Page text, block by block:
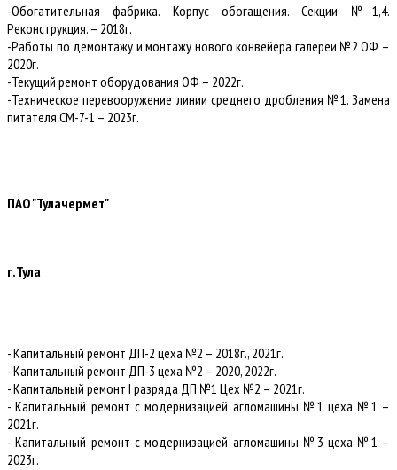
-Обогатительная фабрика. Корпус обогащения. Секции №1,4.
Реконструкция. – 2018г.
-Работы по демонтажу и монтажу нового конвейера галереи №2 ОФ –
2020г.
-Текущий ремонт оборудования ОФ – 2022г.
-Техническое перевооружение линии среднего дробления №1. Замена
питателя СМ-7-1 – 2023г.
ПАО "Тулачермет"
г.Тула
- Капитальный ремонт ДП-2 цеха №2 – 2018г., 2021г.
- Капитальный ремонт ДП-3 цеха №2 – 2020, 2022г.
- Капитальный ремонт I разряда ДП №1 Цех №2 – 2021г.
- Капитальный ремонт с модернизацией агломашины №1 цеха №1 –
2021г.
- Капитальный ремонт с модернизацией агломашины №3 цеха №1 –
2023г.